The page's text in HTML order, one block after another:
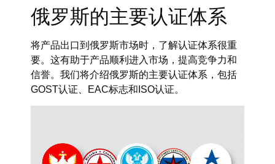
俄罗斯的主要认证体系
将产品出口到俄罗斯市场时，了解认证体系很重
要。这有助于产品顺利进入市场，提高竞争力和
信誉。我们将介绍俄罗斯的主要认证体系，包括
GOST认证、EAC标志和ISO认证。